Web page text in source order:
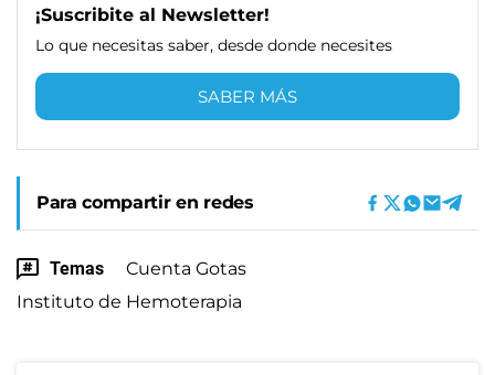
¡Suscribite al Newsletter!
Lo que necesitas saber, desde donde necesites
SABER MÁS
Para compartir en redes
Temas
Cuenta Gotas
Instituto de Hemoterapia